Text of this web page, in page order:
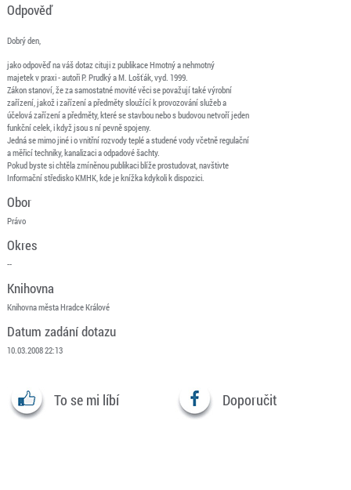
Odpověď
Dobrý den,
jako odpověď na váš dotaz cituji z publikace Hmotný a nehmotný
majetek v praxi - autoři P. Prudký a M. Lošťák, vyd. 1999.
Zákon stanoví, že za samostatné movité věci se považují také výrobní
zařízení, jakož i zařízení a předměty sloužící k provozování služeb a
účelová zařízení a předměty, které se stavbou nebo s budovou netvoří jeden
funkční celek, i když jsou s ní pevně spojeny.
Jedná se mimo jiné i o vnitřní rozvody teplé a studené vody včetně regulační
a měřicí techniky, kanalizaci a odpadové šachty.
Pokud byste si chtěla zmíněnou publikaci blíže prostudovat, navštivte
Informační středisko KMHK, kde je knížka kdykoli k dispozici.
Obor
Právo
Okres
--
Knihovna
Knihovna města Hradce Králové
Datum zadání dotazu
10.03.2008 22:13
To se mi líbí Doporučit